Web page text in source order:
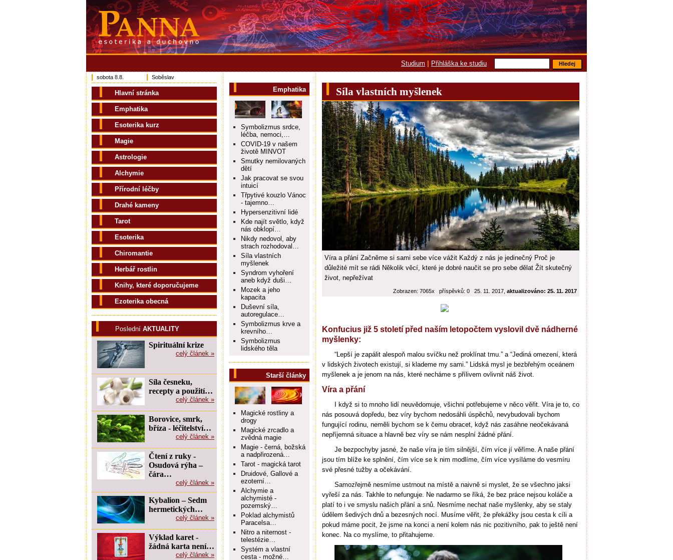
Studium Přihláška ke studiu
Síla vlastních myšlenek
Víra a přání Začněme si sami sebe více vážit Každý z nás je jedinečný Proč je
důležité mít se rádi Několik věcí, které je dobré naučit se pro sebe dělat Žít skutečný
život, nepřežívat
Zobrazen: 7065x příspěvků: 0 25. 11. 2017, aktualizováno: 25. 11. 2017
Konfucius již 5 století před naším letopočtem vyslovil dvě nádherné
myšlenky:
“Lepší je zapálit alespoň malou svíčku než proklínat tmu.” a “Jediná omezení, která
v lidských životech existují, si klademe my sami.” Lidská mysl je bezbřehým oceánem
myšlenek a je jenom na nás, které necháme s přílivem ovlivnit náš život.
Víra a přání
I když si to mnoho lidí neuvědomuje, všichni potřebujeme v něco věřit. Víra je to, co
nás posouvá dopředu, bez víry bychom nedosáhli úspěchů, nevybudovali bychom
fungující rodinu, neměli bychom se k čemu obracet, když nás zasáhne neočekávaná
nepříjemná situace a hlavně bez víry se nám nesplní žádné přání.
Je bezpochyby jasné, že naše víra je tím silnější, čím více jí věříme. A naše přání
jsou tím blíže ke splnění, čím více se k nim modlíme, čím více vysíláme do vesmíru
své přesné tužby a očekávání.
Samozřejmě nesmíme ustrnout na místě a naivně si myslet, že se všechno jaksi
vyřeší za nás. Takhle to nefunguje. Ne nadarmo se říká, že bez práce nejsou koláče a
platí to i ve smyslu našich přání a snů. Nesmíme nechat naše myšlenky, aby se staly
údělem šedivých dnů a bezesných nocí. Musíme věřit, že překážky jsou cesta k cíli a
pokud máme pocit, že jsme na konci a není kolem nás nic pozitivního, pak to ještě není
konec. Na co myslíme, to přitahujeme.
Emphatika
Symbolizmus srdce,
léčba, nemoci,…
COVID-19 v našem
životě MINVOT
Smutky nemilovaných
dětí
Jak pracovat se svou
intuicí
Třpytivé kouzlo Vánoc
- tajemno…
Hypersenzitivní lidé
Kde najít světlo, když
nás obklopí…
Nikdy nedovol, aby
strach rozhodoval…
Síla vlastních
myšlenek
Syndrom vyhoření
aneb když duši…
Mozek a jeho
kapacita
Duševní síla,
autoregulace…
Symbolizmus krve a
krevního…
Symbolizmus
lidského těla
Starší články
Magické rostliny a
drogy
Magické zrcadlo a
zvědná magie
Magie - černá, božská
a nadpřirozená…
Tarot - magická tarot
Druidové, Gallové a
ezoterní…
Alchymie a
alchymisté -
pozemský…
Poklad alchymistů
Paracelsa…
Nitro a niternost -
telestézie…
Systém a vlastní
cesta - možné…
sobota 8.8. Soběslav
Hlavní stránka
Emphatika
Esoterika kurz
Magie
Astrologie
Alchymie
Přírodní léčby
Drahé kameny
Tarot
Esoterika
Chiromantie
Herbář rostlin
Knihy, které doporučujeme
Ezoterika obecná
Poslední AKTUALITY
Spirituální krize
celý článek »
Síla česneku,
recepty a použití…
celý článek »
Borovice, smrk,
bříza - léčitelství…
celý článek »
Čtení z ruky -
Osudová rýha –
čára…
celý článek »
Kybalion – Sedm
hermetických…
celý článek »
Výklad karet -
žádná karta není…
celý článek »